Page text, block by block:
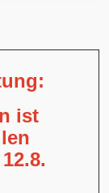
ist